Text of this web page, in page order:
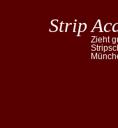
Strip
Zieht